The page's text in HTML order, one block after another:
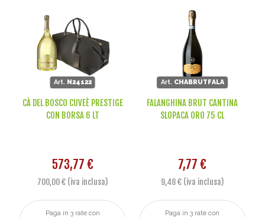
Art. N24122
CÀ DEL BOSCO CUVEÈ PRESTIGE
CON BORSA 6 LT
573,77 €
700,00 € (iva inclusa)
Paga in 3 rate con
Art. CHABRUTFALA
FALANGHINA BRUT CANTINA
SLOPACA ORO 75 CL
7,77 €
9,48 € (iva inclusa)
Paga in 3 rate con